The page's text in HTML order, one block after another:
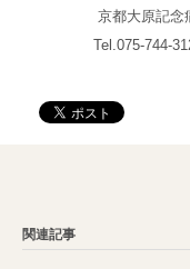
京都大原記
Tel.075-744-
関連記事